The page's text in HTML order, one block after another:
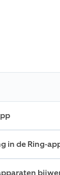
in de Ring-